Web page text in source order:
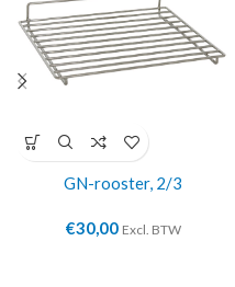
GN-rooster, 2/3
€30,00 Excl. BTW